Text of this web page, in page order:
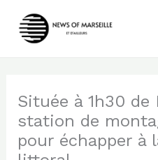
Située à 1h30 de
station de
pour échapper à